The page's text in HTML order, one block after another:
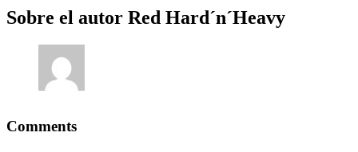
Sobre el autor Red Hard´n´Heavy
Comments